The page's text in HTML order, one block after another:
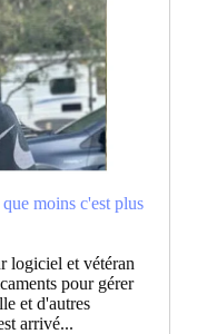
moins c'est plus
logiciel et vétéran
pour gérer
et d'autres
arrivé...